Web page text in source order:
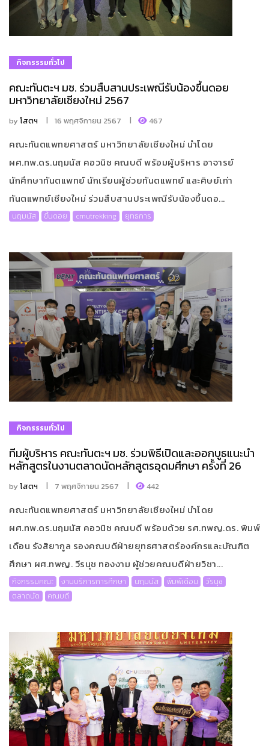
กิจกรรรมทั่วไป
คณะทันตะฯ มช. ร่วมสืบสานประเพณีรับน้องขึ้นดอย
มหาวิทยาลัยเชียงใหม่ 2567
byโสตฯ 16 พฤศจิกายน 2567 467
คณะทันตแพทยศาสตร์ มหาวิทยาลัยเชียงใหม่ นำโดย
ผศ.ทพ.ดร.นฤมนัส คอวนิช คณบดี พร้อมผู้บริหาร อาจารย์
นักศึกษาทันตแพทย์ นักเรียนผู้ช่วยทันตแพทย์ และศิษย์เก่า
ทันตแพทย์เชียงใหม่ ร่วมสืบสานประเพณีรับน้องขึ้นดอ...
นฤมนัส ขึ้นดอย cmutrekking ยุทธการ
กิจกรรรมทั่วไป
ทีมผู้บริหาร คณะทันตะฯ มช. ร่วมพิธีเปิดและออกบูธแนะนำ
หลักสูตรในงานตลาดนัดหลักสูตรอุดมศึกษา ครั้งที่ 26
byโสตฯ 7 พฤศจิกายน 2567 442
คณะทันตแพทยศาสตร์ มหาวิทยาลัยเชียงใหม่ นำโดย
ผศ.ทพ.ดร.นฤมนัส คอวนิช คณบดี พร้อมด้วย รศ.ทพญ.ดร. พิมพ์
เดือน รังสิยากูล รองคณบดีฝ่ายยุทธศาสตร์องค์กรและบัณฑิต
ศึกษา ผศ.ทพญ. วีรนุช ทองงาม ผู้ช่วยคณบดีฝ่ายวิชา...
กิจกรรมคณะ งานบริการการศึกษา นฤมนัส พิมพ์เดือน
วีรนุช
ตลาดนัด
คณบดี